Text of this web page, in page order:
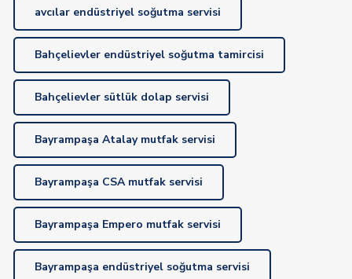
avcılar endüstriyel soğutma servisi
Bahçelievler endüstriyel soğutma tamircisi
Bahçelievler sütlük dolap servisi
Bayrampaşa Atalay mutfak servisi
Bayrampaşa CSA mutfak servisi
Bayrampaşa Empero mutfak servisi
Bayrampaşa endüstriyel soğutma servisi